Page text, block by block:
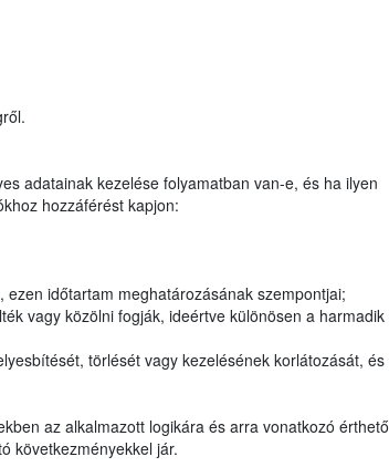
adatainak kezelése folyamatban van-e, és ha ilyen
hozzáférést kapjon:
időtartam meghatározásának szempontjai;
vagy közölni fogják, ideértve különösen a harmadik
törlését vagy kezelésének korlátozását, és
az alkalmazott logikára és arra vonatkozó érthető
következményekkel jár.